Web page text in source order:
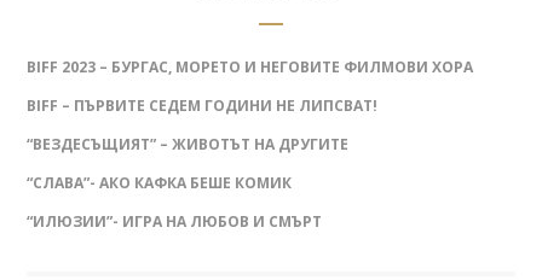
BIFF 2023 – БУРГАС, МОРЕТО И НЕГОВИТЕ ФИЛМОВИ ХОРА
BIFF – ПЪРВИТЕ СЕДЕМ ГОДИНИ НЕ ЛИПСВАТ!
“ВЕЗДЕСЪЩИЯТ” – ЖИВОТЪТ НА ДРУГИТЕ
“СЛАВА”- АКО КАФКА БЕШЕ КОМИК
“ИЛЮЗИИ”- ИГРА НА ЛЮБОВ И СМЪРТ